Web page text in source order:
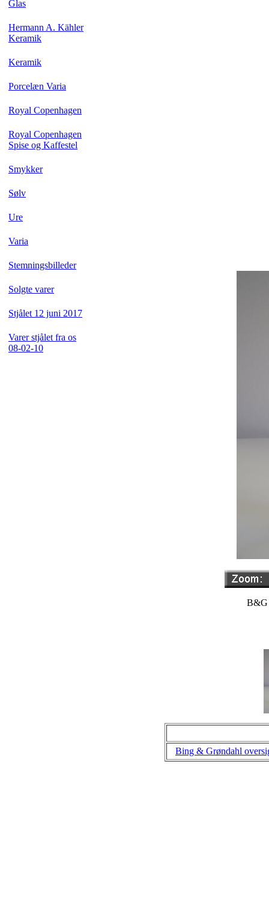
Glas
Hermann A. Kähler
Keramik
Keramik
Porcelæn Varia
Royal Copenhagen
Royal Copenhagen
Spise og Kaffestel
Smykker
Sølv
Ure
Varia
Stemningsbilleder
Solgte varer
Stjålet 12 juni 2017
Varer stjålet fra os
08-02-10
B&G
Bing & Grøndahl